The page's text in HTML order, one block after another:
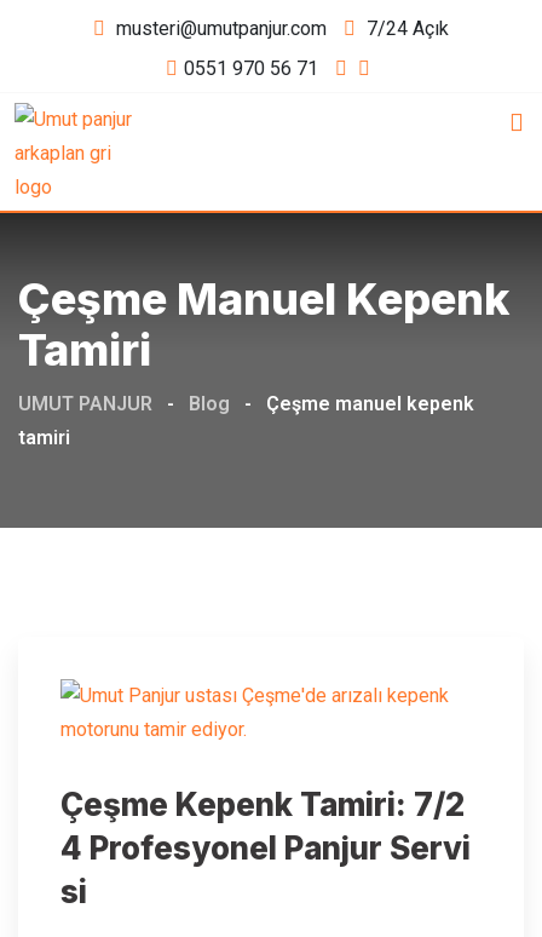
musteri@umutpanjur.com
7/24 Açık
0551 970 56 71
Çeşme Manuel Kepenk
Tamiri
UMUT PANJUR - Blog -
Çeşme manuel kepenk
tamiri
Çeşme Kepenk Tamiri: 7/2
4 Profesyonel Panjur Servi
si